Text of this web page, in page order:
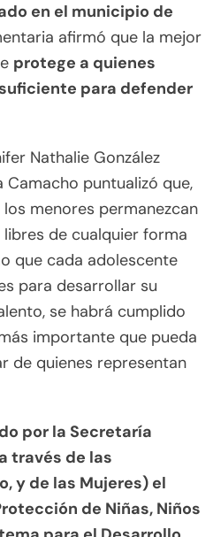
en el municipio de
afirmó que la mejor
protege a quienes
para defender
Nathalie González
Camacho puntualizó que,
menores permanezcan
libres de cualquier forma
que cada adolescente
para desarrollar su
se habrá cumplido
importante que pueda
de quienes representan
por la Secretaría
través de las
y de las Mujeres) el
de Niñas, Niños